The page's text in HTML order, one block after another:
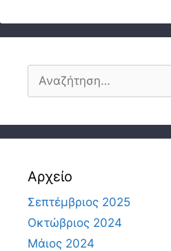
Αναζήτηση
Αρχείο
Σεπτέμβριος 2025
Οκτώβριος 2024
Μάιος 2024